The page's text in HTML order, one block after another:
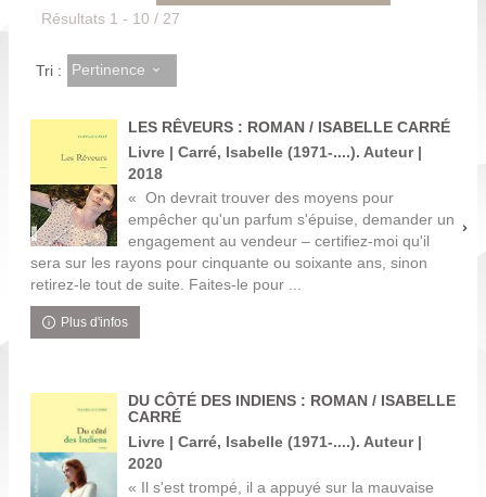
Résultats 1 - 10 / 27
Tri : Pertinence
LES RÊVEURS : ROMAN / ISABELLE CARRÉ
Livre | Carré, Isabelle (1971-....). Auteur |
2018
« On devrait trouver des moyens pour
empêcher qu'un parfum s'épuise, demander un
engagement au vendeur – certifiez-moi qu'il
sera sur les rayons pour cinquante ou soixante ans, sinon
retirez-le tout de suite. Faites-le pour ...
Plus d'infos
DU CÔTÉ DES INDIENS : ROMAN / ISABELLE
CARRÉ
Livre | Carré, Isabelle (1971-....). Auteur |
2020
« Il s'est trompé, il a appuyé sur la mauvaise